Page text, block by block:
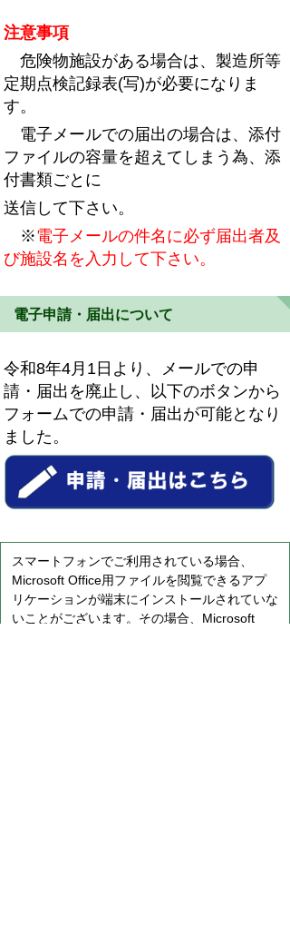
注意事項
危険物施設がある場合は、製造所等
定期点検記録表(写)が必要になりま
す。
電子メールでの届出の場合は、添付
ファイルの容量を超えてしまう為、添
付書類ごとに
送信して下さい。
※電子メールの件名に必ず届出者及
び施設名を入力して下さい。
電子申請・届出について
令和8年4月1日より、メールでの申
請・届出を廃止し、以下のボタンから
フォームでの申請・届出が可能となり
ました。
スマートフォンでご利用されている場合、
Microsoft Office用ファイルを閲覧できるアプ
リケーションが端末にインストールされていな
いことがございます。その場合、Microsoft